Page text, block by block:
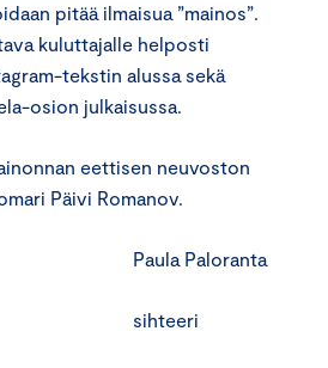
pitää ilmaisua ”mainos”.
kuluttajalle helposti
tekstin alussa sekä
osion julkaisussa.
eettisen neuvoston
Päivi Romanov.
Paula Paloranta
sihteeri